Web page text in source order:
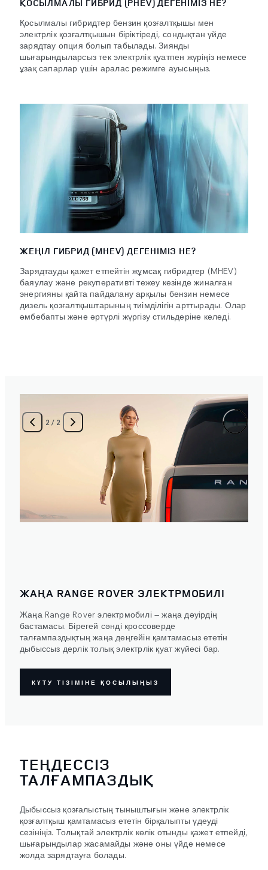
ҚОСЫЛМАЛЫ ГИБРИД (PHEV) ДЕГЕНІМІЗ НЕ?
Қосылмалы гибридтер бензин қозғалтқышы мен
электрлік қозғалтқышын біріктіреді, сондықтан үйде
зарядтау опция болып табылады. Зиянды
шығарындыларсыз тек электрлік қуатпен жүріңіз немесе
ұзақ сапарлар үшін аралас режимге ауысыңыз.
ЖЕҢІЛ ГИБРИД (MHEV) ДЕГЕНІМІЗ НЕ?
Зарядтауды қажет етпейтін жұмсақ гибридтер (MHEV)
баяулау және рекуперативті тежеу кезінде жиналған
энергияны қайта пайдалану арқылы бензин немесе
дизель қозғалтқыштарының тиімділігін арттырады. Олар
әмбебапты және әртүрлі жүргізу стильдеріне келеді.
2 / 2
ЖАҢА RANGE ROVER ЭЛЕКТРМОБИЛІ
Жаңа Range Rover электрмобилі — жаңа дәуірдің
бастамасы. Бірегей сәнді кроссоверде
талғампаздықтың жаңа деңгейін қамтамасыз ететін
дыбыссыз дерлік толық электрлік қуат жүйесі бар.
КҮТУ ТІЗІМІНЕ ҚОСЫЛЫҢЫЗ
ТЕҢДЕССІЗ
ТАЛҒАМПАЗДЫҚ
Дыбыссыз қозғалыстың тыныштығын және электрлік
қозғалтқыш қамтамасыз ететін бірқалыпты үдеуді
сезініңіз. Толықтай электрлік көлік отынды қажет етпейді,
шығарындылар жасамайды және оны үйде немесе
жолда зарядтауға болады.